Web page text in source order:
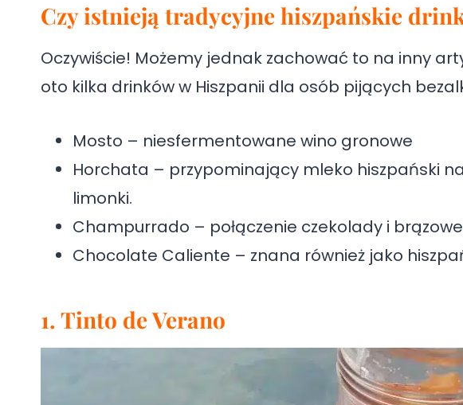
Czy istnieją tradycyjne hiszpańskie
Oczywiście! Możemy jednak zachować to na inny
oto kilka drinków w Hiszpanii dla osób pijących
Mosto – niesfermentowane wino gronowe
Horchata – przypominający mleko hiszpański
limonki.
Champurrado – połączenie czekolady i
Chocolate Caliente – znana również jako
1. Tinto de Verano